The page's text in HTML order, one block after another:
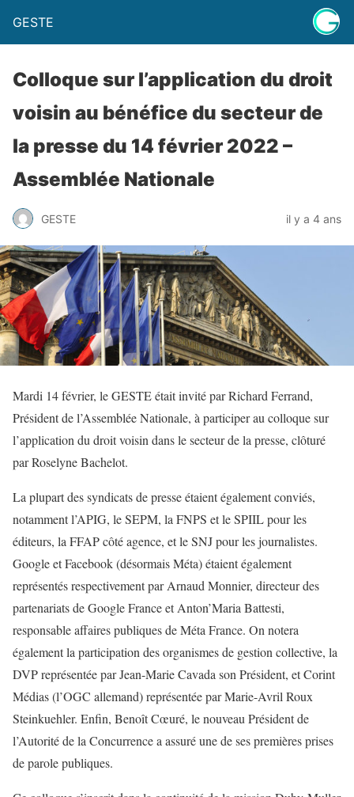
GESTE
Colloque sur l’application du droit
voisin au bénéfice du secteur de
la presse du 14 février 2022 –
Assemblée Nationale
GESTE il y a 4 ans
Mardi 14 février, le GESTE était invité par Richard Ferrand,
Président de l’Assemblée Nationale, à participer au colloque sur
l’application du droit voisin dans le secteur de la presse, clôturé
par Roselyne Bachelot.
La plupart des syndicats de presse étaient également conviés,
notamment l’APIG, le SEPM, la FNPS et le SPIIL pour les
éditeurs, la FFAP côté agence, et le SNJ pour les journalistes.
Google et Facebook (désormais Méta) étaient également
représentés respectivement par Arnaud Monnier, directeur des
partenariats de Google France et Anton’Maria Battesti,
responsable affaires publiques de Méta France. On notera
également la participation des organismes de gestion collective, la
DVP représentée par Jean-Marie Cavada son Président, et Corint
Médias (l’OGC allemand) représentée par Marie-Avril Roux
Steinkuehler. Enfin, Benoît Cœuré, le nouveau Président de
l’Autorité de la Concurrence a assuré une de ses premières prises
de parole publiques.